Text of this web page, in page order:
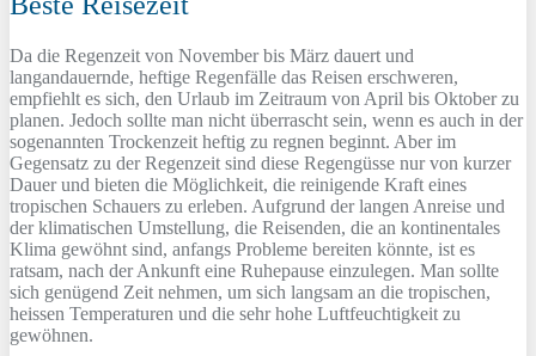
Da die Regenzeit von November bis März dauert und
langandauernde, heftige Regenfälle das Reisen erschweren,
empfiehlt es sich, den Urlaub im Zeitraum von April bis Oktober zu
planen. Jedoch sollte man nicht überrascht sein, wenn es auch in der
sogenannten Trockenzeit heftig zu regnen beginnt. Aber im
Gegensatz zu der Regenzeit sind diese Regengüsse nur von kurzer
Dauer und bieten die Möglichkeit, die reinigende Kraft eines
tropischen Schauers zu erleben. Aufgrund der langen Anreise und
der klimatischen Umstellung, die Reisenden, die an kontinentales
Klima gewöhnt sind, anfangs Probleme bereiten könnte, ist es
ratsam, nach der Ankunft eine Ruhepause einzulegen. Man sollte
sich genügend Zeit nehmen, um sich langsam an die tropischen,
heissen Temperaturen und die sehr hohe Luftfeuchtigkeit zu
gewöhnen.